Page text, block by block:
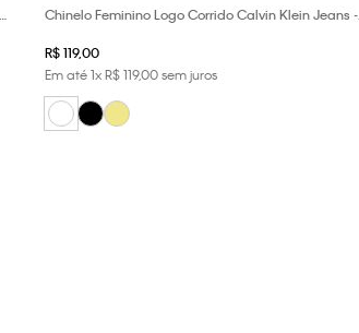
Chinelo Feminino Logo Corrido Calvin Klein Jeans -
R$119,00
Em até1xR$119,00sem juros